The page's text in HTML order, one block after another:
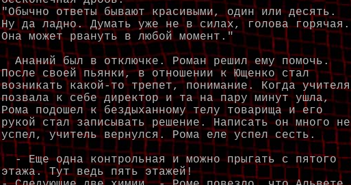
"Обычно ответы бывают красивыми, один или десять.
Ну да ладно. Думать уже не в силах, голова горячая.
Она может рвануть в любой момент."
Ананий был в отключке. Роман решил ему помочь.
После своей пьянки, в отношении к Ющенко стал
возникать какой-то трепет, понимание. Когда учителя
позвала к себе директор и та на пару минут ушла,
Рома подошел к бездыханному телу товарища и его
рукой стал записывать решение. Написать он много не
успел, учитель вернулся. Рома еле успел сесть.
- Еще одна контрольная и можно прыгать с пятого
этажа. Тут ведь пять этажей!